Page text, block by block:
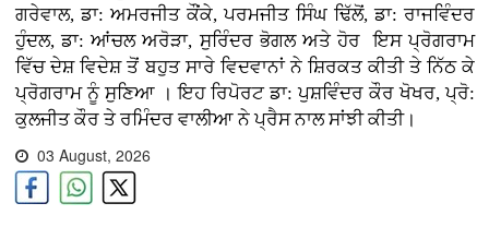
ਗਰੇਵਾਲ, ਡਾ: ਅਮਰਜੀਤ ਕੌਂਕੇ, ਪਰਮਜੀਤ ਸਿੰਘ ਢਿੱਲੋਂ, ਡਾ: ਰਾਜਵਿੰਦਰ
ਹੁੰਦਲ, ਡਾ: ਆਂਚਲ ਅਰੋੜਾ, ਸੁਰਿੰਦਰ ਭੋਗਲ ਅਤੇ ਹੋਰ ਇਸ ਪ੍ਰੋਗਰਾਮ
ਵਿੱਚ ਦੇਸ਼ ਵਿਦੇਸ਼ ਤੋਂ ਬਹੁਤ ਸਾਰੇ ਵਿਦਵਾਨਾਂ ਨੇ ਸ਼ਿਰਕਤ ਕੀਤੀ ਤੇ ਨਿੱਠ ਕੇ
ਪ੍ਰੋਗਰਾਮ ਨੂੰ ਸੁਣਿਆ । ਇਹ ਰਿਪੋਰਟ ਡਾ: ਪੁਸ਼ਵਿੰਦਰ ਕੌਰ ਖੋਖਰ, ਪ੍ਰੋ:
ਕੁਲਜੀਤ ਕੌਰ ਤੇ ਰਮਿੰਦਰ ਵਾਲੀਆ ਨੇ ਪ੍ਰੈਸ ਨਾਲ ਸਾਂਝੀ ਕੀਤੀ।
03 August, 2026